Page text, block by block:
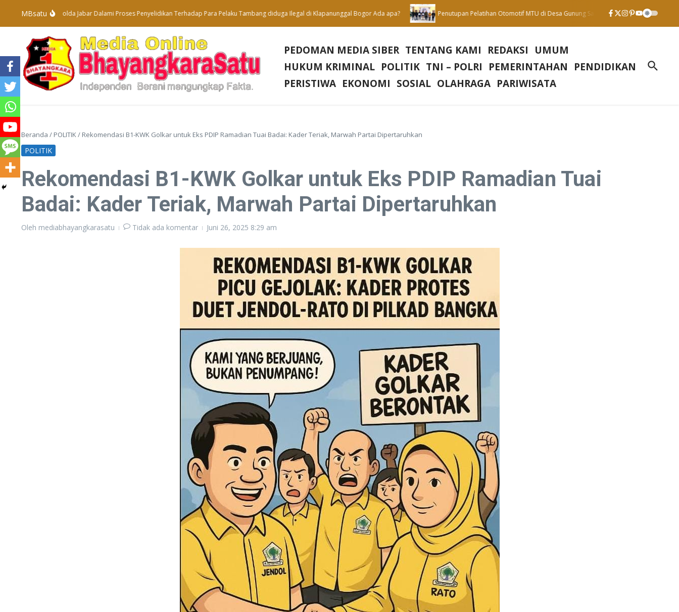
MBsatu
Tipidter Polda Jabar Dalami Proses Penyelidikan Terhadap Para Pelaku Tambang diduga Ilegal di Klapanunggal Bogor Ada apa? Penutupan Pelatihan Otomotif MTU di Desa Gunung Sari : Wujud Komitmen Tingkatkan
PEDOMAN MEDIA SIBER TENTANG KAMI REDAKSI
UMUM
HUKUM KRIMINAL POLITIK TNI – POLRI PEMERINTAHAN
PENDIDIKAN
PERISTIWA EKONOMI SOSIAL OLAHRAGA PARIWISATA
Beranda / POLITIK/ Rekomendasi B1-KWK Golkar untuk Eks PDIP Ramadian Tuai Badai: Kader Teriak, Marwah Partai Dipertaruhkan
POLITIK
Rekomendasi B1-KWK Golkar untuk Eks PDIP Ramadian Tuai
Badai: Kader Teriak, Marwah Partai Dipertaruhkan
Oleh mediabhayangkarasatu Tidak ada komentar Juni 26, 2025 8:29 am